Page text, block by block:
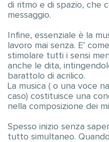
di ritmo e di spazio, che
messaggio.
Infine, essenziale è la
lavoro mai senza. E’
stimolare tutti i sensi
anche le dita,
barattolo di acrilico.
La musica ( o una voce
caso) costituisce una
nella composizione dei
Spesso inizio senza
tutto simultaneo.